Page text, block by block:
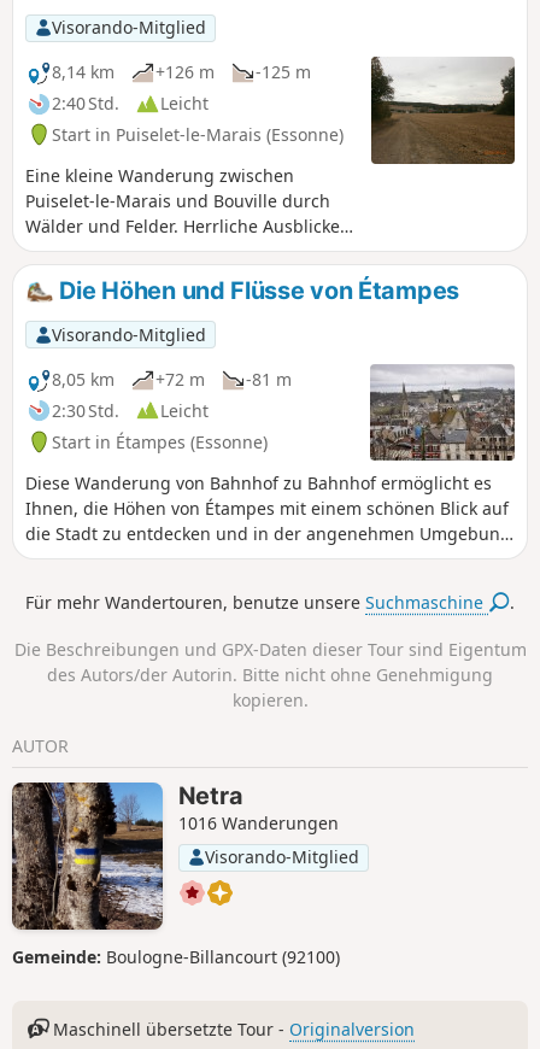
Visorando-Mitglied
8,14 km
+126 m
-125 m
2:40 Std.
Leicht
Start in Puiselet-le-Marais (Essonne)
Eine kleine Wanderung zwischen
Puiselet-le-Marais und Bouville durch
Wälder und Felder. Herrliche Ausblicke
auf die Landschaft der Süd-Essonne.
Die Höhen und Flüsse von Étampes
Visorando-Mitglied
8,05 km
+72 m
-81 m
2:30 Std.
Leicht
Start in Étampes (Essonne)
Diese Wanderung von Bahnhof zu Bahnhof ermöglicht es
Ihnen, die Höhen von Étampes mit einem schönen Blick auf
die Stadt zu entdecken und in der angenehmen Umgebung
der Täler der Louette und der Chalouette zu wandern. Sie
Ausgangsbahnhof zurückkehren (1,8 km weiter) und die
verdient hat.
Für mehr Wandertouren, benutze unsereSuchmaschine .
Die Beschreibungen und GPX-Daten dieser Tour sind Eigentum
des Autors/der Autorin. Bitte nicht ohne Genehmigung
kopieren.
AUTOR
Netra
1016 Wanderungen
Visorando-Mitglied
Gemeinde: Boulogne-Billancourt (92100)
Maschinell übersetzte Tour - Originalversion